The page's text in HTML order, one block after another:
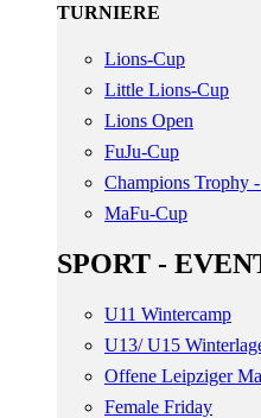
TURNIERE
Lions-Cup
Little Lions-Cup
Lions Open
FuJu-Cup
Champions Trophy
MaFu-Cup
SPORT -
U11 Wintercamp
U13/ U15
Offene Leipziger
Female Friday